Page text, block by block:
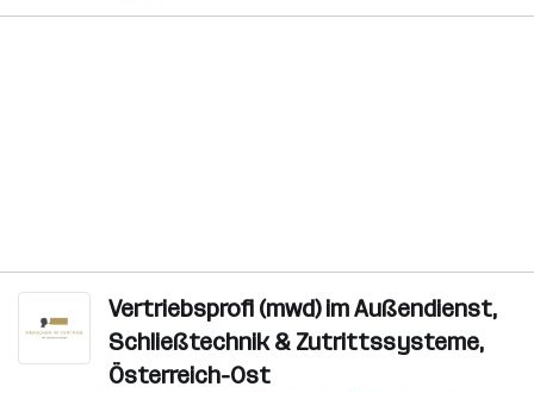
Vertriebsprofi (mwd) im Außendienst,
Schließtechnik & Zutrittssysteme,
Österreich-Ost